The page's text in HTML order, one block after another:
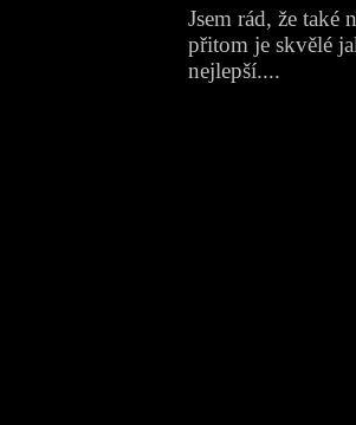
Jsem rád, že také
přitom je skvělé
nejlepší....